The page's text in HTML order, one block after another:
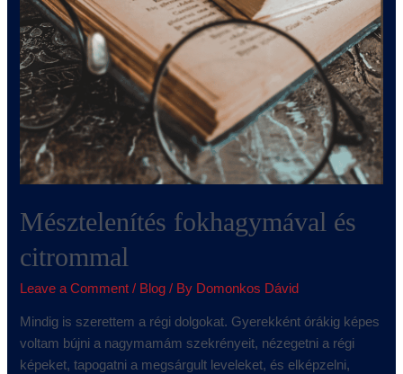
Mésztelenítés fokhagymával és
citrommal
Leave a Comment / Blog / By Domonkos Dávid
Mindig is szerettem a régi dolgokat. Gyerekként órákig képes
voltam bújni a nagymamám szekrényeit, nézegetni a régi
képeket, tapogatni a megsárgult leveleket, és elképzelni,